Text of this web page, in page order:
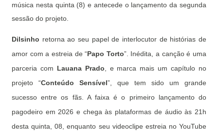
música nesta quinta (8) e antecede o lançamento da segunda
sessão do projeto.
Dilsinho retorna ao seu papel de interlocutor de histórias de
amor com a estreia de “Papo Torto”. Inédita, a canção é uma
parceria com Lauana Prado , e marca mais um capítulo no
projeto “Conteúdo Sensível”, que tem sido um grande
sucesso entre os fãs. A faixa é o primeiro lançamento do
pagodeiro em 2026 e chega às plataformas de áudio às 21h
desta quinta, 08, enquanto seu videoclipe estreia no YouTube